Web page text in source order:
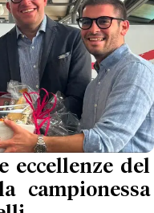
eccellenze del
campionessa